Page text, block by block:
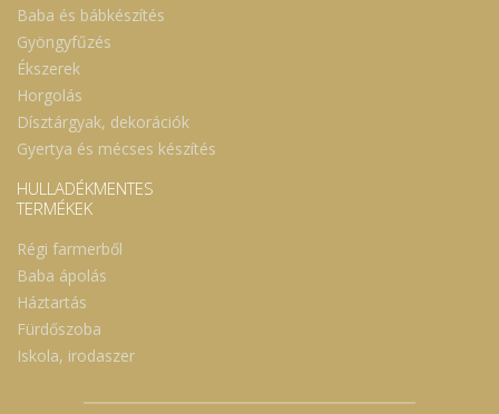
Baba és bábkészítés
Gyöngyfűzés
Ékszerek
Horgolás
Dísztárgyak, dekorációk
Gyertya és mécses készítés
HULLADÉKMENTES
TERMÉKEK
Régi farmerből
Baba ápolás
Háztartás
Fürdőszoba
Iskola, irodaszer